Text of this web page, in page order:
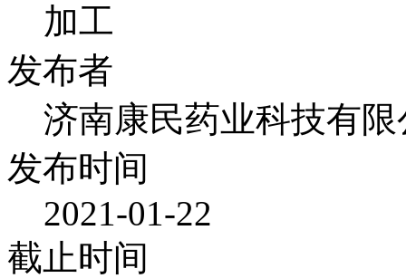
加工
发布者
济南康民药业科技有限
发布时间
2021-01-22
截止时间